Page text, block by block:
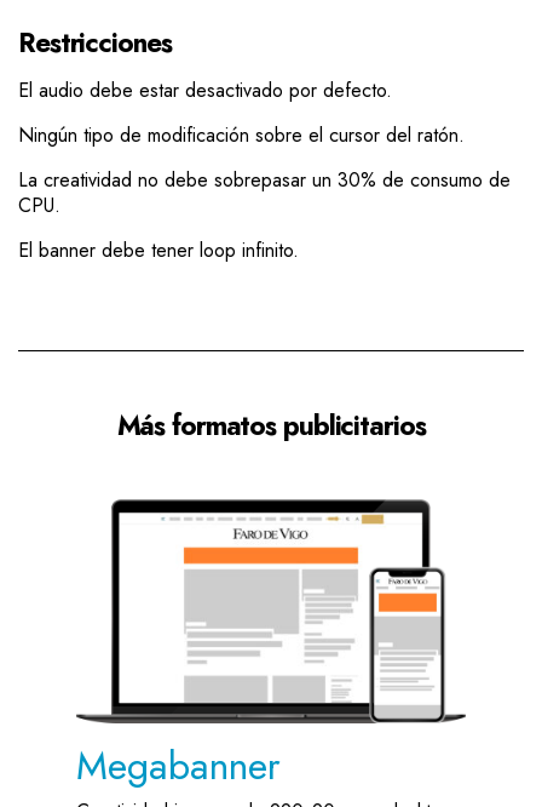
Restricciones
El audio debe estar desactivado por defecto.
Ningún tipo de modificación sobre el cursor del ratón.
La creatividad no debe sobrepasar un 30% de consumo de
CPU.
El banner debe tener loop infinito.
Más formatos publicitarios
Megabanner